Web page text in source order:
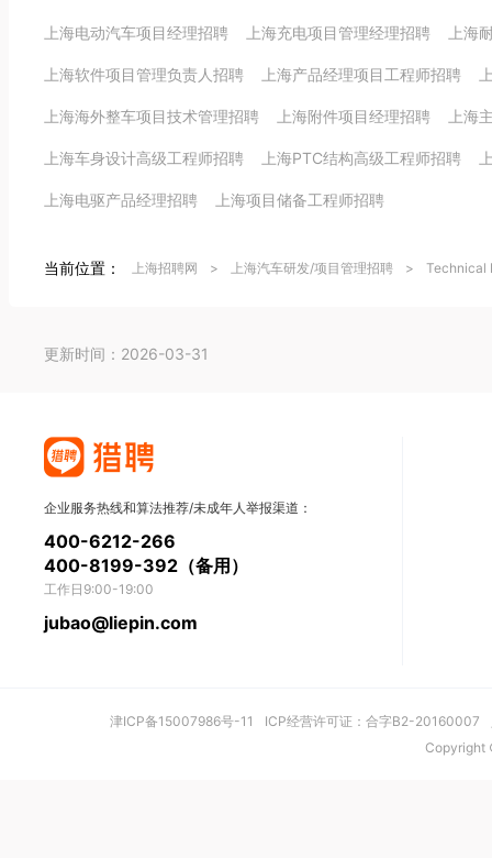
上海电动汽车项目经理招聘 上海充电项目管理经理招聘 上海
上海软件项目管理负责人招聘 上海产品经理项目工程师招聘
上海海外整车项目技术管理招聘 上海附件项目经理招聘 上海
上海车身设计高级工程师招聘 上海PTC结构高级工程师招聘
上海电驱产品经理招聘 上海项目储备工程师招聘
当前位置： 上海招聘网 > 上海汽车研发/项目管理招聘 > Technical
更新时间：2026-03-31